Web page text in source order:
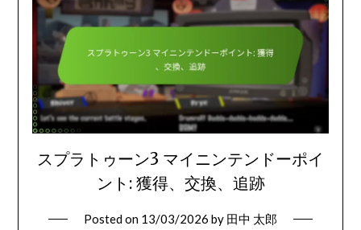
スプラトゥーン3 マイニンテンドーポイ
ント: 獲得、交換、追跡
Posted on 13/03/2026 by 田中 太郎